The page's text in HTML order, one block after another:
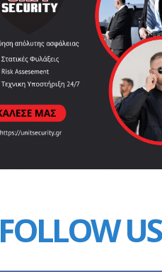
FOLLOW US